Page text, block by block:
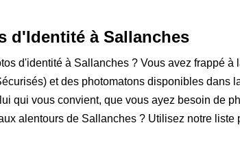
d'Identité à Sallanches
d'identité à Sallanches ? Vous avez frappé
et des photomatons disponibles dans
qui vous convient, que vous ayez besoin de
alentours de Sallanches ? Utilisez notre